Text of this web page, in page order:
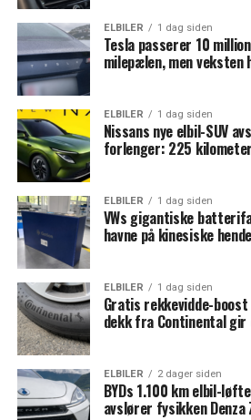
ELBILER 1 dag siden
Tesla passerer 10
milepælen, men veksten
ELBILER 1 dag siden
Nissans nye elbil-SUV
forlenger: 225
ELBILER 1 dag siden
VWs gigantiske
havne på kinesiske
ELBILER 1 dag siden
Gratis rekkevidde-
dekk fra Continental
ELBILER 2 dager siden
BYDs 1.100 km elbil-
avslører fysikken Denza